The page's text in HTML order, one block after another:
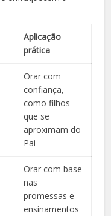
Aplicação
prática
Orar com
confiança,
como filhos
que se
aproximam do
Pai
Orar com base
nas
promessas e
ensinamentos